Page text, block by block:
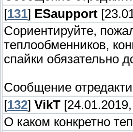
[131] ESaupport
Сориентируйте,
теплообменников,
спайки обязательно
Сообщение
[132] VikT
О каком конкретно